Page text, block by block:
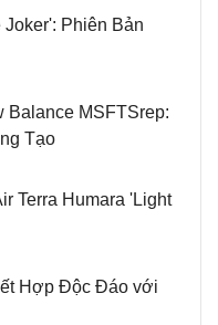
Phiên Bản
Balance MSFTSrep:
Tạo
Terra Humara 'Light
Hợp Độc Đáo với